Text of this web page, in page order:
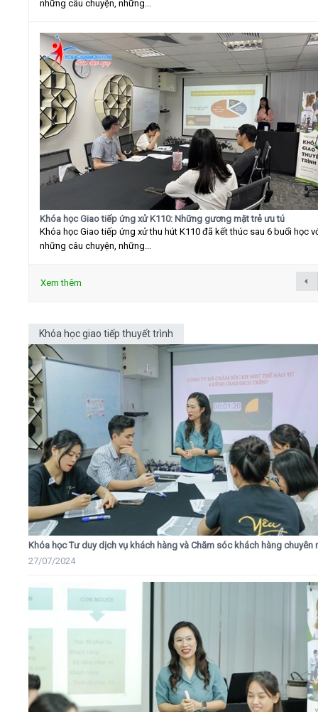
những câu chuyện, những...
Khóa học Giao tiếp ứng xử K110: Những gương mặt trẻ ưu tú
Khóa học Giao tiếp ứng xử thu hút K110 đã kết thúc sau 6 buổi học
những câu chuyện, những...
Xem thêm
Khóa học giao tiếp thuyết trình
Khóa học Tư duy dịch vụ khách hàng và Chăm sóc khách hàng chuyên
27/07/2024